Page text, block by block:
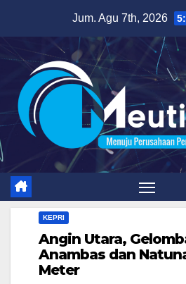
content
Jum. Agu 7th, 2026
KEPRI
Angin Utara,
Anambas dan
Meter